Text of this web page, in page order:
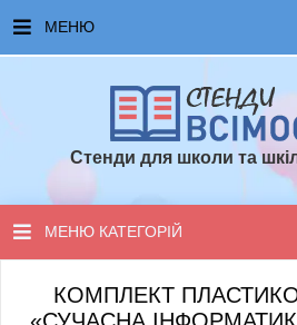
МЕНЮ
ЧАСТІ ЗАПИТАННЯ ТА ВІДПОВІДІ
ТОПОВІ ПРОПОЗИЦІЇ
Стенди для школи та
МЕНЮ КАТЕГОРІЙ
СТЕНДИ ДЛЯ НУШ
КОМПЛЕКТ
«СУЧАСНА